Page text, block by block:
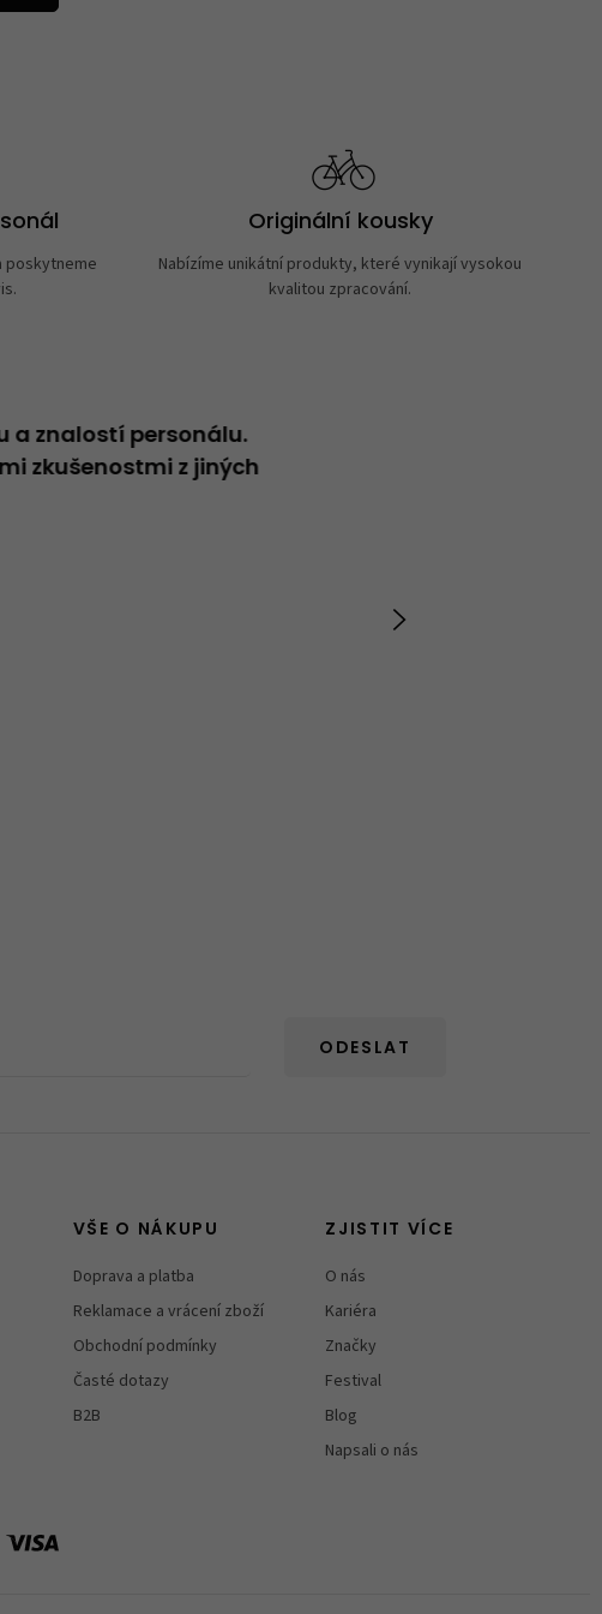
poskytneme
Originální kousky
Nabízíme unikátní produkty, které vynikají vysokou
kvalitou zpracování.
a znalostí personálu.
zkušenostmi z jiných
ODESLAT
VŠE O NÁKUPU
Doprava a platba
Reklamace a vrácení zboží
Obchodní podmínky
Časté dotazy
B2B
ZJISTIT VÍCE
O nás
Kariéra
Značky
Festival
Blog
Napsali o nás